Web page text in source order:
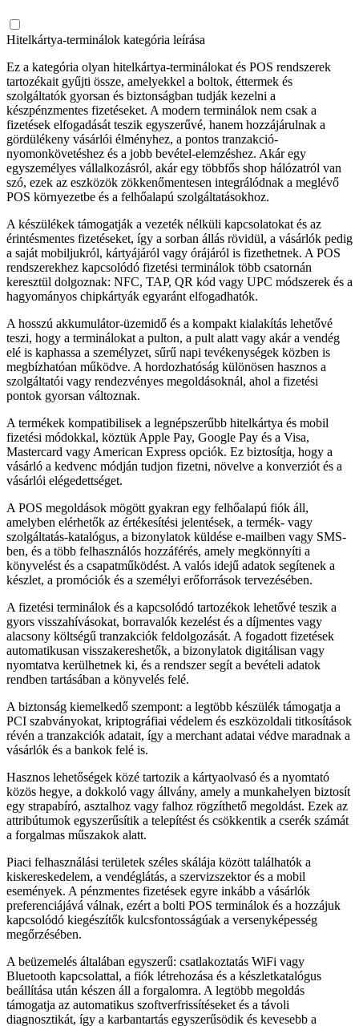
Hitelkártya-terminálok kategória leírása
Ez a kategória olyan hitelkártya-terminálokat és POS rendszerek
tartozékait gyűjti össze, amelyekkel a boltok, éttermek és
szolgáltatók gyorsan és biztonságban tudják kezelni a
készpénzmentes fizetéseket. A modern terminálok nem csak a
fizetések elfogadását teszik egyszerűvé, hanem hozzájárulnak a
gördülékeny vásárlói élményhez, a pontos tranzakció-
nyomonkövetéshez és a jobb bevétel-elemzéshez. Akár egy
egyszemélyes vállalkozásról, akár egy többfős shop hálózatról van
szó, ezek az eszközök zökkenőmentesen integrálódnak a meglévő
POS környezetbe és a felhőalapú szolgáltatásokhoz.
A készülékek támogatják a vezeték nélküli kapcsolatokat és az
érintésmentes fizetéseket, így a sorban állás rövidül, a vásárlók pedig
a saját mobiljukról, kártyájáról vagy órájáról is fizethetnek. A POS
rendszerekhez kapcsolódó fizetési terminálok több csatornán
keresztül dolgoznak: NFC, TAP, QR kód vagy UPC módszerek és a
hagyományos chipkártyák egyaránt elfogadhatók.
A hosszú akkumulátor-üzemidő és a kompakt kialakítás lehetővé
teszi, hogy a terminálokat a pulton, a pult alatt vagy akár a vendég
elé is kaphassa a személyzet, sűrű napi tevékenységek közben is
megbízhatóan működve. A hordozhatóság különösen hasznos a
szolgáltatói vagy rendezvényes megoldásoknál, ahol a fizetési
pontok gyorsan változnak.
A termékek kompatibilisek a legnépszerűbb hitelkártya és mobil
fizetési módokkal, köztük Apple Pay, Google Pay és a Visa,
Mastercard vagy American Express opciók. Ez biztosítja, hogy a
vásárló a kedvenc módján tudjon fizetni, növelve a konverziót és a
vásárlói elégedettséget.
A POS megoldások mögött gyakran egy felhőalapú fiók áll,
amelyben elérhetők az értékesítési jelentések, a termék- vagy
szolgáltatás-katalógus, a bizonylatok küldése e-mailben vagy SMS-
ben, és a több felhasználós hozzáférés, amely megkönnyíti a
könyvelést és a csapatműködést. A valós idejű adatok segítenek a
készlet, a promóciók és a személyi erőforrások tervezésében.
A fizetési terminálok és a kapcsolódó tartozékok lehetővé teszik a
gyors visszahívásokat, borravalók kezelést és a díjmentes vagy
alacsony költségű tranzakciók feldolgozását. A fogadott fizetések
automatikusan visszakereshetők, a bizonylatok digitálisan vagy
nyomtatva kerülhetnek ki, és a rendszer segít a bevételi adatok
rendben tartásában a könyvelés felé.
A biztonság kiemelkedő szempont: a legtöbb készülék támogatja a
PCI szabványokat, kriptográfiai védelem és eszközoldali titkosítások
révén a tranzakciók adatait, így a merchant adatai védve maradnak a
vásárlók és a bankok felé is.
Hasznos lehetőségek közé tartozik a kártyaolvasó és a nyomtató
közös hegye, a dokkoló vagy állvány, amely a munkahelyen biztosít
egy strapabíró, asztalhoz vagy falhoz rögzíthető megoldást. Ezek az
attribútumok egyszerűsítik a telepítést és csökkentik a cserék számát
a forgalmas műszakok alatt.
Piaci felhasználási területek széles skálája között találhatók a
kiskereskedelem, a vendéglátás, a szervizszektor és a mobil
események. A pénzmentes fizetések egyre inkább a vásárlók
preferenciájává válnak, ezért a bolti POS terminálok és a hozzájuk
kapcsolódó kiegészítők kulcsfontosságúak a versenyképesség
megőrzésében.
A beüzemelés általában egyszerű: csatlakoztatás WiFi vagy
Bluetooth kapcsolattal, a fiók létrehozása és a készletkatalógus
beállítása után készen áll a forgalomra. A legtöbb megoldás
támogatja az automatikus szoftverfrissítéseket és a távoli
diagnosztikát, így a karbantartás egyszerűsödik és kevesebb a